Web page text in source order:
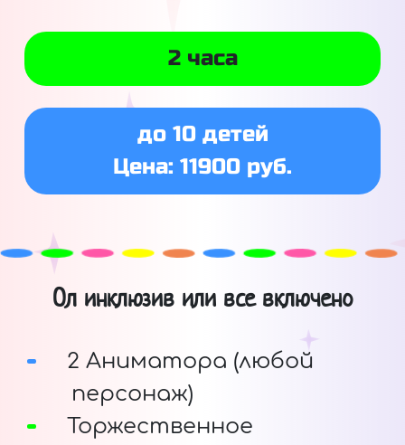
2 часа
до 10 детей
Цена: 11900 руб.
Ол инклюзив или все включено
2 Аниматора (любой
персонаж)
Торжественное